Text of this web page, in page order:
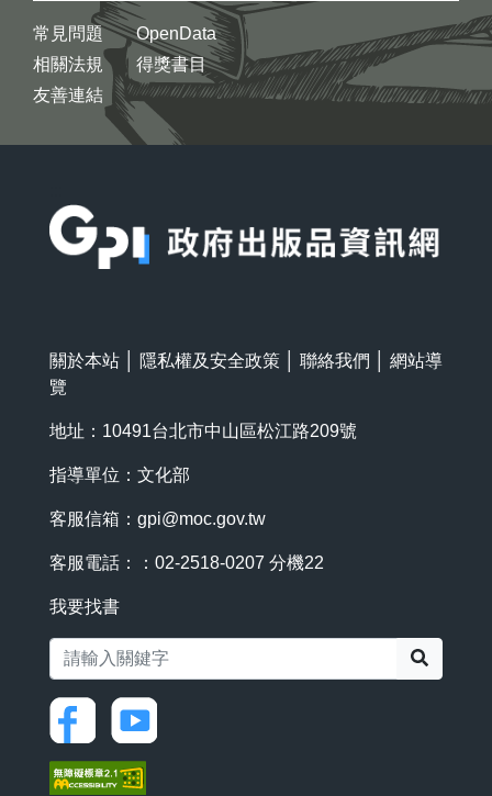
常見問題
相關法規
友善連結
OpenData
得獎書目
關於本站 隱私權及安全政策 聯絡我們
網站導
覽
地址：10491台北市中山區松江路209號
指導單位：文化部
客服信箱： gpi@moc.gov.tw
客服電話：：02-2518-0207 分機22
我要找書